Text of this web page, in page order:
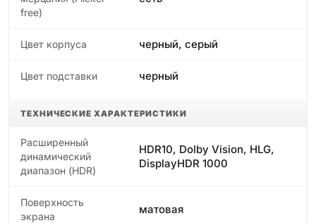
free)
Цвет корпуса черный, серый
Цвет подставки черный
ТЕХНИЧЕСКИЕ ХАРАКТЕРИСТИКИ
Расширенный
динамический
диапазон (HDR)
HDR10, Dolby Vision, HLG,
DisplayHDR 1000
Поверхность
экрана
матовая